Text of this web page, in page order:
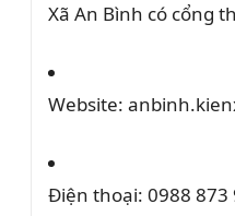
Xã An Bình có cổng
Website:
Điện thoại: 0988 873